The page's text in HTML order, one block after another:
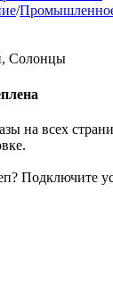
/
Солонцы
на всех
Подключите